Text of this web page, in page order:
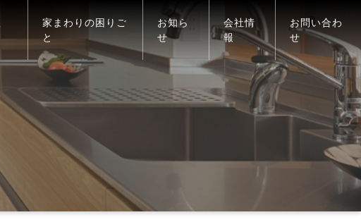
家まわりの困りご
と
お知ら
せ
会社情
報
お問い合わ
せ